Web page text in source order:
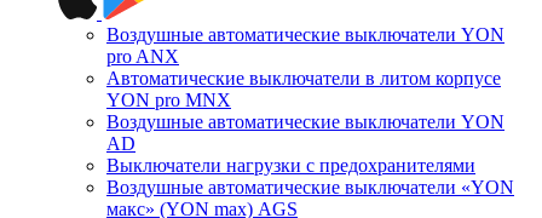
Воздушные автоматические выключатели YON
pro ANX
Автоматические выключатели в литом корпусе
YON pro MNX
Воздушные автоматические выключатели YON
AD
Выключатели нагрузки с предохранителями
Воздушные автоматические выключатели «YON
макс» (YON max) AGS